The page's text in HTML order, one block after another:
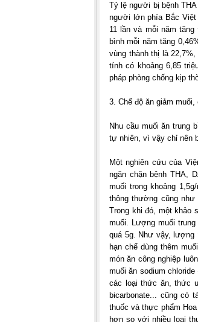
Tỷ lệ người bị bệnh
người lớn phía Bắc Việt
11 lần và mỗi năm
bình mỗi năm tăng
vùng thành thị là
tính có khoảng 6,85
pháp phòng chống kịp
3. Chế độ ăn giảm
Nhu cầu muối ăn trung
tự nhiên, vì vậy chỉ nên
Một nghiên cứu của
ngăn chặn bệnh THA,
muối trong khoảng
thông thường cũng như
Trong khi đó, một khảo
muối. Lượng muối
quá 5g. Như vậy, lượng
hạn chế dùng thêm
món ăn công nghiệp
muối ăn sodium
các loại thức ăn, thức
bicarbonate... cũng có
thuốc và thực phẩm
hơn so với nhiều loại